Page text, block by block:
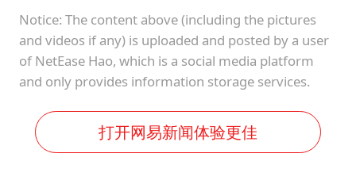
Notice: The content above (including the pictures
and videos if any) is uploaded and posted by a user
of NetEase Hao, which is a social media platform
and only provides information storage services.
打开网易新闻体验更佳